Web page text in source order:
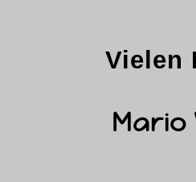
Vielen
Mario